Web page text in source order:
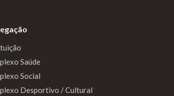
Saúde
Social
Desportivo / Cultural